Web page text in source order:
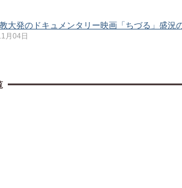
大発のドキュメンタリー映画「ちづる」盛況
月04日